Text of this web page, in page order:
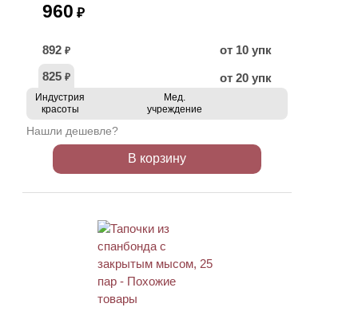
960 ₽
892 ₽
от 10 упк
825 ₽ от 20 упк
Индустрия
красоты
Мед.
учреждение
Нашли дешевле?
В корзину